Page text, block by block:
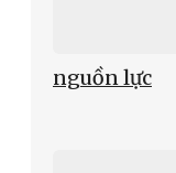
nguồn lực